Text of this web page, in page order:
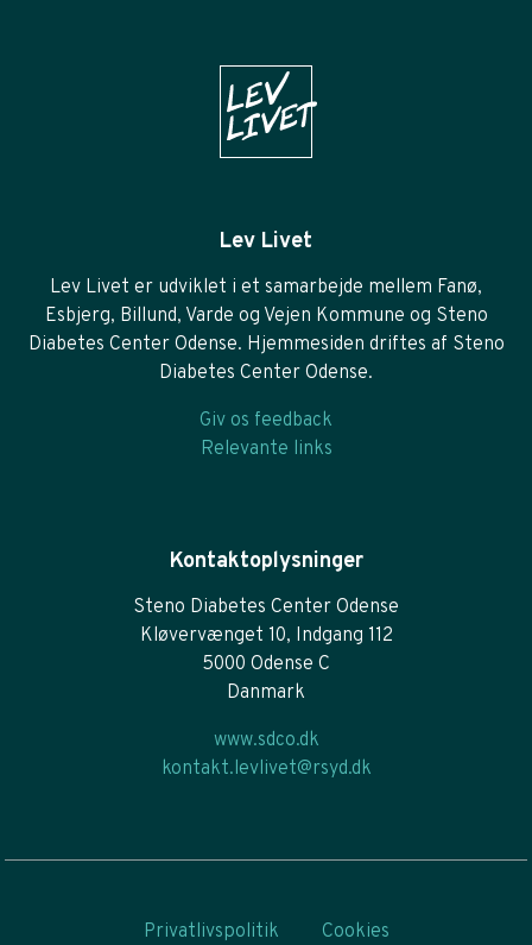
Lev Livet
Lev Livet er udviklet i et samarbejde mellem Fanø,
Esbjerg, Billund, Varde og Vejen Kommune og Steno
Diabetes Center Odense. Hjemmesiden driftes af Steno
Diabetes Center Odense.
Giv os feedback
Relevante links
Kontaktoplysninger
Steno Diabetes Center Odense
Kløvervænget 10, Indgang 112
5000 Odense C
Danmark
www.sdco.dk
kontakt.levlivet@rsyd.dk
Privatlivspolitik Cookies